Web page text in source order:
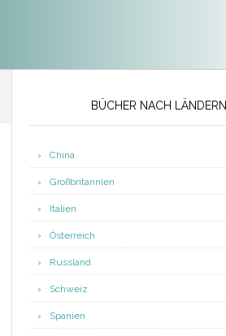
BÜCHER NACH LÄNDERN
China
Großbritannien
Italien
Österreich
Russland
Schweiz
Spanien